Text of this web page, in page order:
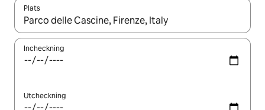
Plats
När resultaten är tillgängliga kan du navigera med upp- och
Incheckning
Utcheckning